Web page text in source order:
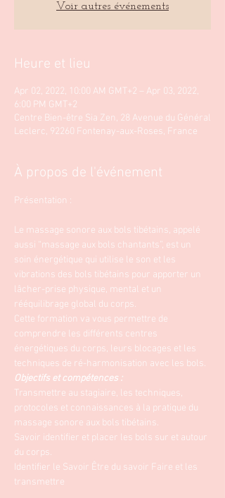
Voir autres événements
Heure et lieu
Apr 02, 2022, 10:00 AM GMT+2 – Apr 03, 2022,
6:00 PM GMT+2
Centre Bien-être Sia Zen, 28 Avenue du Général
Leclerc, 92260 Fontenay-aux-Roses, France
À propos de l'événement
Le massage sonore aux bols tibétains, appelé
aussi “massage aux bols chantants”, est un
soin énergétique qui utilise le son et les
vibrations des bols tibétains pour apporter un
lâcher-prise physique, mental et un
rééquilibrage global du corps.
Cette formation va vous permettre de
comprendre les différents centres
énergétiques du corps, leurs blocages et les
techniques de ré-harmonisation avec les bols.
Objectifs et compétences :
Transmettre au stagiaire, les techniques,
protocoles et connaissances à la pratique du
massage sonore aux bols tibétains.
Savoir identifier et placer les bols sur et autour
du corps.
Identifier le Savoir Être du savoir Faire et les
transmettre